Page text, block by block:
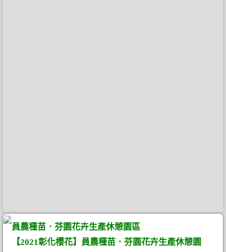
員農種苗．芬園花卉生產休憩園區
【2021彰化櫻花】員農種苗．芬園花卉生產休憩園